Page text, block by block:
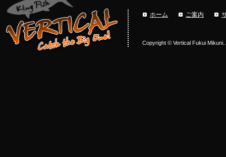
ホーム ご案内
Copyright © Vertical Fukui